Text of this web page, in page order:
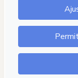
Dra Chris